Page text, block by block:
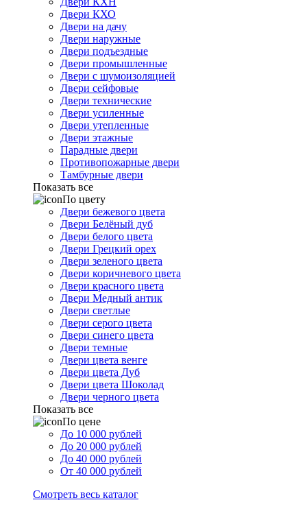
Двери КХО
Двери на дачу
Двери наружные
Двери подъездные
Двери промышленные
Двери с шумоизоляцией
Двери сейфовые
Двери технические
Двери усиленные
Двери утепленные
Двери этажные
Парадные двери
Противопожарные двери
Тамбурные двери
Показать все
По цвету
Двери бежевого цвета
Двери Белёный дуб
Двери белого цвета
Двери Грецкий орех
Двери зеленого цвета
Двери коричневого цвета
Двери красного цвета
Двери Медный антик
Двери светлые
Двери серого цвета
Двери синего цвета
Двери темные
Двери цвета венге
Двери цвета Дуб
Двери цвета Шоколад
Двери черного цвета
Показать все
По цене
До 10 000 рублей
До 20 000 рублей
До 40 000 рублей
От 40 000 рублей
Смотреть весь каталог